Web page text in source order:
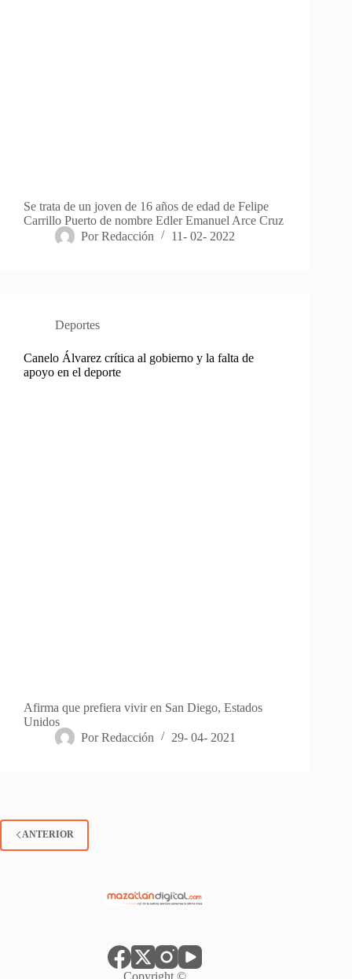
Se trata de un joven de 16 años de edad de Felipe
Carrillo Puerto de nombre Edler Emanuel Arce Cruz
Por Redacción 11- 02- 2022
Deportes
Canelo Álvarez crítica al gobierno y la falta de
apoyo en el deporte
Afirma que prefiera vivir en San Diego, Estados
Unidos
Por Redacción 29- 04- 2021
ANTERIOR
Copyright ©